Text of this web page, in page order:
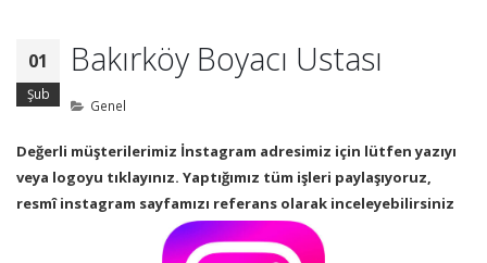
01
Şub
Bakırköy Boyacı Ustası
Genel
Değerli müşterilerimiz İnstagram adresimiz için lütfen yazıyı
veya logoyu tıklayınız. Yaptığımız tüm işleri paylaşıyoruz,
resmî instagram sayfamızı referans olarak inceleyebilirsiniz